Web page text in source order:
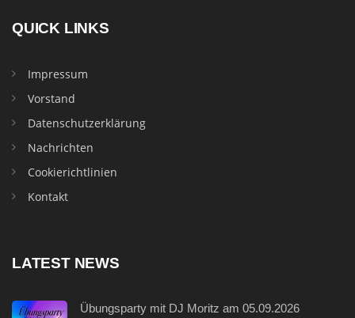
QUICK LINKS
Impressum
Vorstand
Datenschutzerklärung
Nachrichten
Cookierichtlinien
Kontakt
LATEST NEWS
Übungsparty mit DJ Moritz am 05.09.2026